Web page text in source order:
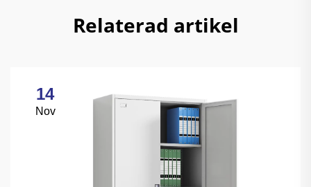
Relaterad artikel
14
Nov